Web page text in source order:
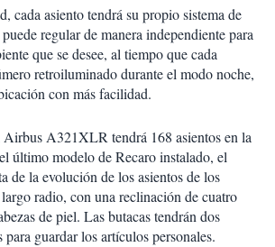
cada asiento tendrá su propio sistema de
regular de manera independiente para
que se desee, al tiempo que cada
retroiluminado durante el modo noche,
con más facilidad.
A321XLR tendrá 168 asientos en la
último modelo de Recaro instalado, el
de la evolución de los asientos de los
radio, con una reclinación de cuatro
de piel. Las butacas tendrán dos
guardar los artículos personales.